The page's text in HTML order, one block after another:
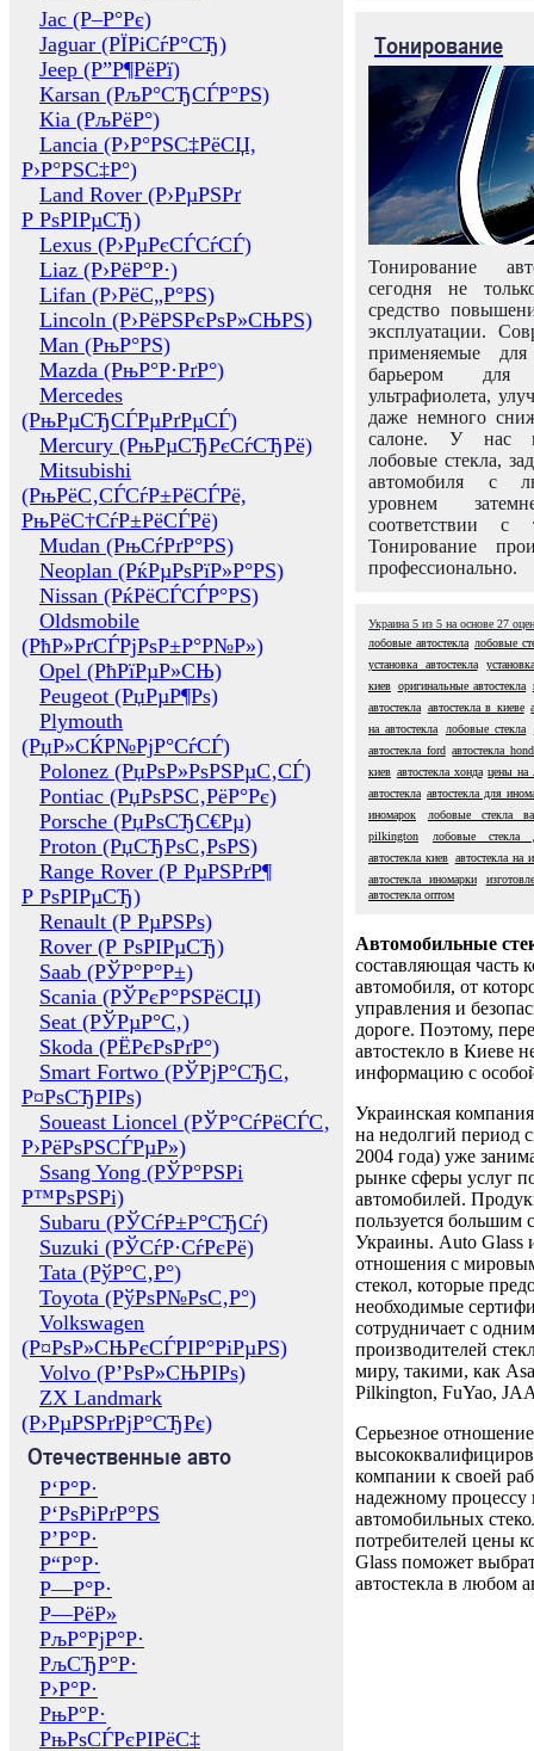
Jac (Р–Р°Рє)
Jaguar (РЇРіСѓР°СЂ)
Jeep (Р”Р¶РёРї)
Karsan (РљР°СЂСЃР°РЅ)
Kia (РљРёР°)
Lancia (Р›Р°РЅС‡РёСЏ,
Р›Р°РЅС‡Р°)
Land Rover (Р›РµРЅРґ
Р РѕРІРµСЂ)
Lexus (Р›РµРєСЃСѓСЃ)
Liaz (Р›РёР°Р·)
Lifan (Р›РёС„Р°РЅ)
Lincoln (Р›РёРЅРєРѕР»СЊРЅ)
Man (РњР°РЅ)
Mazda (РњР°Р·РґР°)
Mercedes
(РњРµСЂСЃРµРґРµСЃ)
Mercury (РњРµСЂРєСѓСЂРё)
Mitsubishi
(РњРёС‚СЃСѓР±РёСЃРё,
РњРёС†СѓР±РёСЃРё)
Mudan (РњСѓРґР°РЅ)
Neoplan (РќРµРѕРїР»Р°РЅ)
Nissan (РќРёСЃСЃР°РЅ)
Oldsmobile
(РћР»РґСЃРјРѕР±Р°Р№Р»)
Opel (РћРїРµР»СЊ)
Peugeot (РџРµР¶Рѕ)
Plymouth
(РџР»СЌР№РјР°СѓСЃ)
Polonez (РџРѕР»РѕРЅРµС‚СЃ)
Pontiac (РџРѕРЅС‚РёР°Рє)
Porsche (РџРѕСЂС€Рµ)
Proton (РџСЂРѕС‚РѕРЅ)
Range Rover (Р РµРЅРґР¶
Р РѕРІРµСЂ)
Renault (Р РµРЅРѕ)
Rover (Р РѕРІРµСЂ)
Saab (РЎР°Р°Р±)
Scania (РЎРєР°РЅРёСЏ)
Seat (РЎРµР°С‚)
Skoda (РЁРєРѕРґР°)
Smart Fortwo (РЎРјР°СЂС‚
Р¤РѕСЂРІРѕ)
Soueast Lioncel (РЎР°СѓРёСЃС‚
Р›РёРѕРЅСЃРµР»)
Ssang Yong (РЎР°РЅРі
Р™РѕРЅРі)
Subaru (РЎСѓР±Р°СЂСѓ)
Suzuki (РЎСѓР·СѓРєРё)
Tata (РўР°С‚Р°)
Toyota (РўРѕР№РѕС‚Р°)
Volkswagen
(Р¤РѕР»СЊРєСЃРІР°РіРµРЅ)
Volvo (Р’РѕР»СЊРІРѕ)
ZX Landmark
(Р›РµРЅРґРјР°СЂРє)
Отечественные авто
Р‘Р°Р·
Р‘РѕРіРґР°РЅ
Р’Р°Р·
Р“Р°Р·
Р—Р°Р·
Р—РёР»
РљР°РјР°Р·
РљСЂР°Р·
Р›Р°Р·
РњР°Р·
РњРѕСЃРєРІРёС‡
Тонирование
Тонирование
сегодня не
средство
эксплуатации.
применяемые
барьером для
ультрафиолета,
даже немного
салоне. У нас
лобовые стекла,
автомобиля с
уровнем
соответствии с
Тонирование
профессионально.
Украина 5 из 5 на основе 27
лобовые автостекла лобовые
установка автостекла
киев оригинальные автостекла
автостекла автостекла в киеве
на автостекла
лобовые стекла
автостекла ford автостекла
киев автостекла хонда цены на
автостекла автостекла для
иномарок
лобовые стекла
pilkington
лобовые стекла
автостекла киев автостекла на
автостекла иномарки
автостекла оптом
Автомобильные
составляющая часть
автомобиля, от
управления и
дороге. Поэтому,
автостекло в Киеве
информацию с
Украинская
на недолгий период
2004 года) уже
рынке сферы услуг
автомобилей.
пользуется большим
Украины. Auto Glass
отношения с
стекол, которые
необходимые
сотрудничает с
производителей
миру, такими, как
Pilkington, FuYao,
Серьезное отношение
компании к своей
надежному процессу
автомобильных
потребителей цены
Glass поможет
автостекла в любом